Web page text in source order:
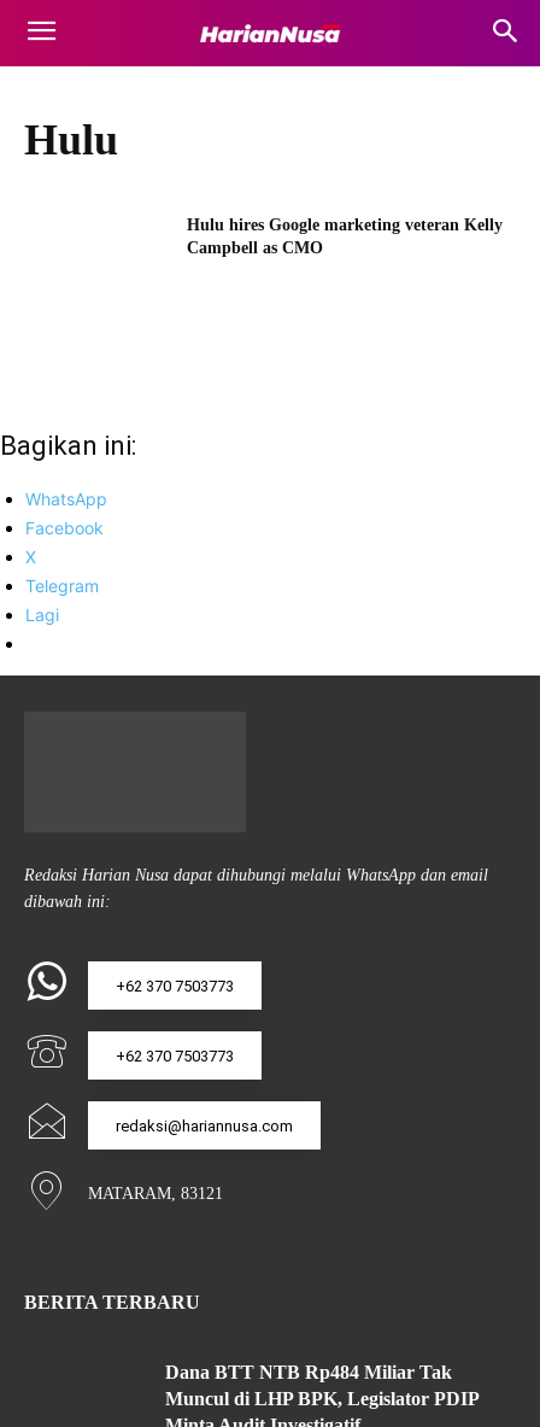
Hulu
Hulu hires Google marketing veteran Kelly
Campbell as CMO
Bagikan ini:
WhatsApp
Facebook
X
Telegram
Lagi
Redaksi Harian Nusa dapat dihubungi melalui WhatsApp dan email
dibawah ini:
+62 370 7503773
+62 370 7503773
redaksi@hariannusa.com
MATARAM, 83121
BERITA TERBARU
Dana BTT NTB Rp484 Miliar Tak
Muncul di LHP BPK, Legislator PDIP